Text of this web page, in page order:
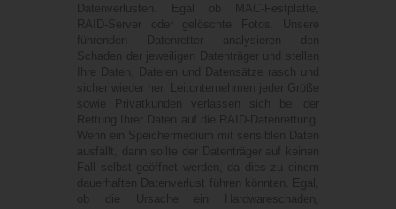
Datenverlusten. Egal ob MAC-Festplatte,
RAID-Server oder gelöschte Fotos. Unsere
führenden Datenretter analysieren den
Schaden der jeweiligen Datenträger und stellen
Ihre Daten, Dateien und Datensätze rasch und
sicher wieder her. Leitunternehmen jeder Größe
sowie Privatkunden verlassen sich bei der
Rettung Ihrer Daten auf die RAID-Datenrettung.
Wenn ein Speichermedium mit sensiblen Daten
ausfällt, dann sollte der Datenträger auf keinen
Fall selbst geöffnet werden, da dies zu einem
dauerhaften Datenverlust führen könnten. Egal,
ob die Ursache ein Hardwareschaden,